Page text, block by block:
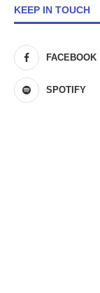
KEEP IN TOUCH
FACEBOOK
SPOTIFY